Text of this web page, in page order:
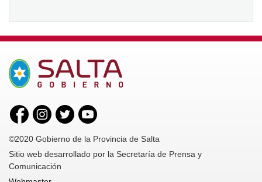
©2020 Gobierno de la Provincia de Salta
Sitio web desarrollado por la Secretaría de Prensa y
Comunicación